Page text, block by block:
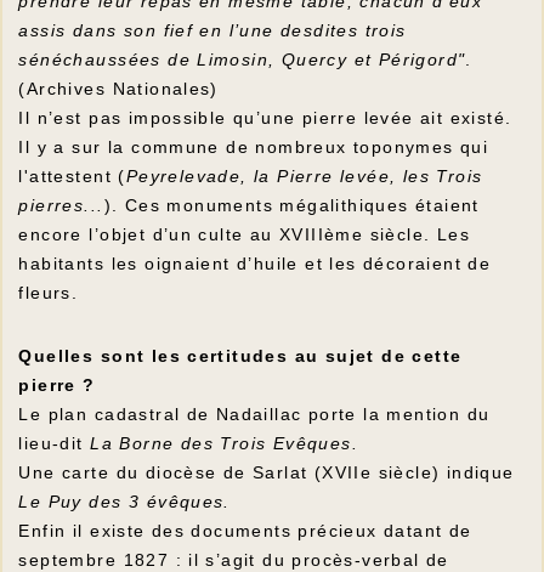
assis dans son fief en l’une desdites trois
sénéchaussées de Limosin, Quercy et Périgord".
(Archives Nationales)
Il n’est pas impossible qu’une pierre levée ait existé.
Il y a sur la commune de nombreux toponymes qui
l'attestent (Peyrelevade, la Pierre levée, les Trois
pierres... ). Ces monuments mégalithiques étaient
encore l’objet d’un culte au XVIIIème siècle. Les
habitants les oignaient d’huile et les décoraient de
fleurs.
Quelles sont les certitudes au sujet de cette
pierre ?
Le plan cadastral de Nadaillac porte la mention du
lieu-ditLa Borne des Trois Evêques.
Une carte du diocèse de Sarlat (XVIIe siècle) indique
Le Puy des 3 évêques.
Enfin il existe des documents précieux datant de
septembre 1827 : il s’agit du procès-verbal de